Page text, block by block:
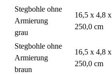
Stegbohle ohne
Armierung
grau
16,5 x 4,8 x
250,0 cm
Stegbohle ohne
Armierung
braun
16,5 x 4,8 x
250,0 cm